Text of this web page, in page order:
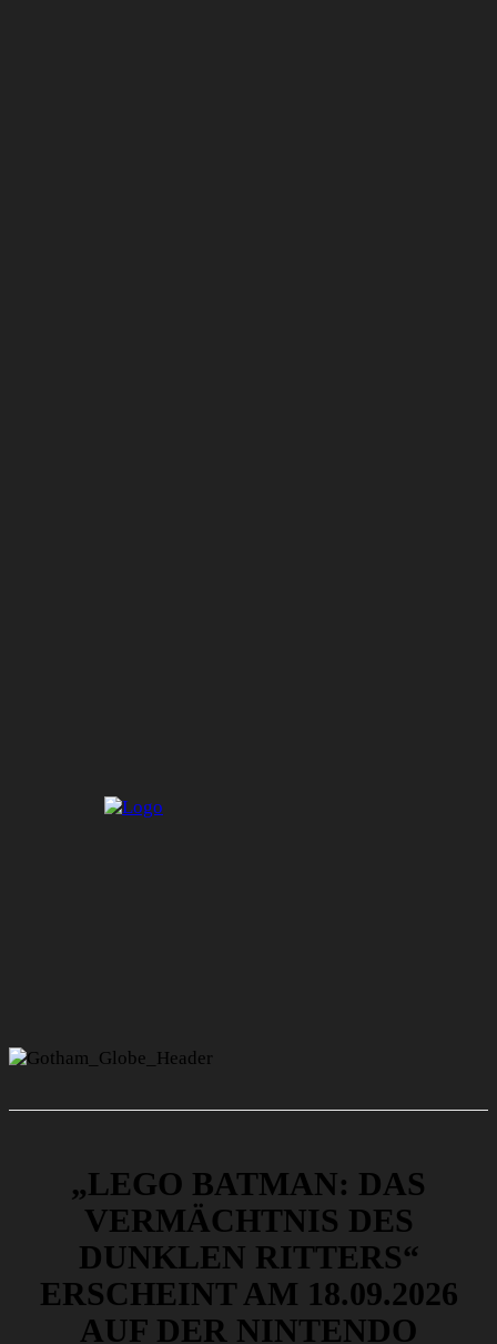
„LEGO BATMAN: DAS
VERMÄCHTNIS DES
DUNKLEN RITTERS“
ERSCHEINT AM 18.09.2026
AUF DER NINTENDO